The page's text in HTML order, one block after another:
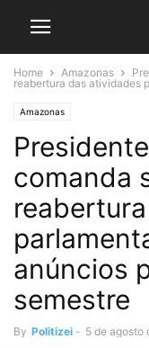
Home Amazonas
reabertura das atividades
Amazonas
comanda
anúncios
semestre
By Politizei - 5 de agosto